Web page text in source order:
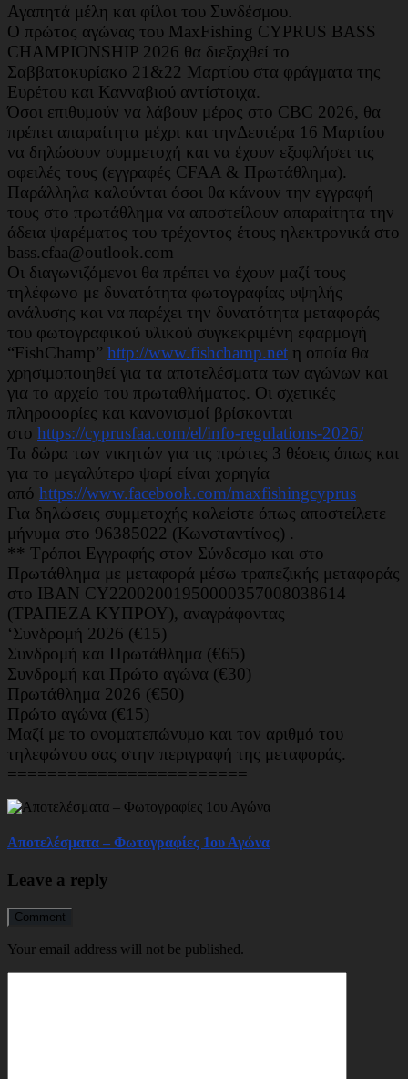
Αγαπητά μέλη και φίλοι του Συνδέσμου.
Ο πρώτος αγώνας του MaxFishing CYPRUS BASS
CHAMPIONSHIP 2026 θα διεξαχθεί το
Σαββατοκυρίακο 21&22 Μαρτίου στα φράγματα της
Ευρέτου και Κανναβιού αντίστοιχα.
Όσοι επιθυμούν να λάβουν μέρος στο CBC 2026, θα
πρέπει απαραίτητα μέχρι και τηνΔευτέρα 16 Μαρτίου
να δηλώσουν συμμετοχή και να έχουν εξοφλήσει τις
οφειλές τους (εγγραφές CFAA & Πρωτάθλημα).
Παράλληλα καλούνται όσοι θα κάνουν την εγγραφή
τους στο πρωτάθλημα να αποστείλουν απαραίτητα την
άδεια ψαρέματος του τρέχοντος έτους ηλεκτρονικά στο
bass.cfaa@outlook.com
Οι διαγωνιζόμενοι θα πρέπει να έχουν μαζί τους
τηλέφωνο με δυνατότητα φωτογραφίας υψηλής
ανάλυσης και να παρέχει την δυνατότητα μεταφοράς
του φωτογραφικού υλικού συγκεκριμένη εφαρμογή
“FishChamp” http://www.fishchamp.net η οποία θα
χρησιμοποιηθεί για τα αποτελέσματα των αγώνων και
για το αρχείο του πρωταθλήματος. Οι σχετικές
πληροφορίες και κανονισμοί βρίσκονται
στο https://cyprusfaa.com/el/info-regulations-2026/
Τα δώρα των νικητών για τις πρώτες 3 θέσεις όπως και
για το μεγαλύτερο ψαρί είναι χορηγία
από https://www.facebook.com/maxfishingcyprus
Για δηλώσεις συμμετοχής καλείστε όπως αποστείλετε
μήνυμα στο 96385022 (Κωνσταντίνος) .
** Τρόποι Εγγραφής στον Σύνδεσμο και στο
Πρωτάθλημα με μεταφορά μέσω τραπεζικής μεταφοράς
στο ΙΒΑΝ CY22002001950000357008038614
(ΤΡΑΠΕΖΑ ΚΥΠΡΟΥ), αναγράφοντας
‘Συνδρομή 2026 (€15)
Συνδρομή και Πρωτάθλημα (€65)
Συνδρομή και Πρώτο αγώνα (€30)
Πρωτάθλημα 2026 (€50)
Πρώτο αγώνα (€15)
Μαζί με το ονοματεπώνυμο και τον αριθμό του
τηλεφώνου σας στην περιγραφή της μεταφοράς.
========================
Αποτελέσματα – Φωτογραφίες 1ου Αγώνα
Leave a reply
Comment
Your email address will not be published.